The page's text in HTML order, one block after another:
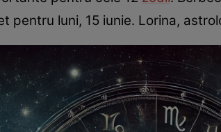
pentru luni, 15 iunie. Lorina,